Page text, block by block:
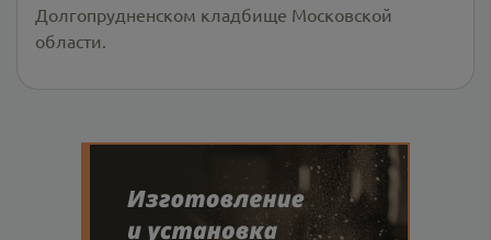
Долгопрудненском кладбище Московской
области.